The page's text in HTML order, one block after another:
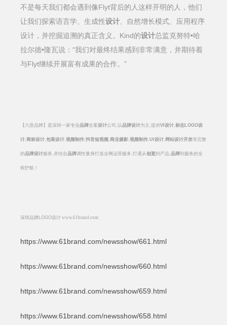
不是每天我们都会遇到像Flyt背后的人这样开明的人，他们
让我们探索语言学、生成性设计、自然增长模式、应用程序
设计，并挖掘追溯的真正含义。Kind的设计总监克努特•哈
拉尔德•隆瓦说：“我们对最终结果感到非常满意，并期待着
与Flyt继续开展富有成果的合作。”
【六意品牌】是深圳一家专业品牌全案设计公司 , 以品牌设计为主 ,提供VI 设计,标志 LOGO设
计,商标设计,包装设计,视频制作,抖音短视频,商业摄影,视频制作,UI 设计, 网站设计开发等完整
的品牌设计服务 ,并结合品牌调性量身打造全网运营服务 ,打通从创意到产品,品牌到服务的全
程护航！
深圳品牌 LOGO设计 www.61brand.com
https://www.61brand.com/newsshow/661.html
https://www.61brand.com/newsshow/660.html
https://www.61brand.com/newsshow/659.html
https://www.61brand.com/newsshow/658.html